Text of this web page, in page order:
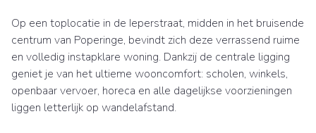
Op een toplocatie in de Ieperstraat, midden in het bruisende
centrum van Poperinge, bevindt zich deze verrassend ruime
en volledig instapklare woning. Dankzij de centrale ligging
geniet je van het ultieme wooncomfort: scholen, winkels,
openbaar vervoer, horeca en alle dagelijkse voorzieningen
liggen letterlijk op wandelafstand.